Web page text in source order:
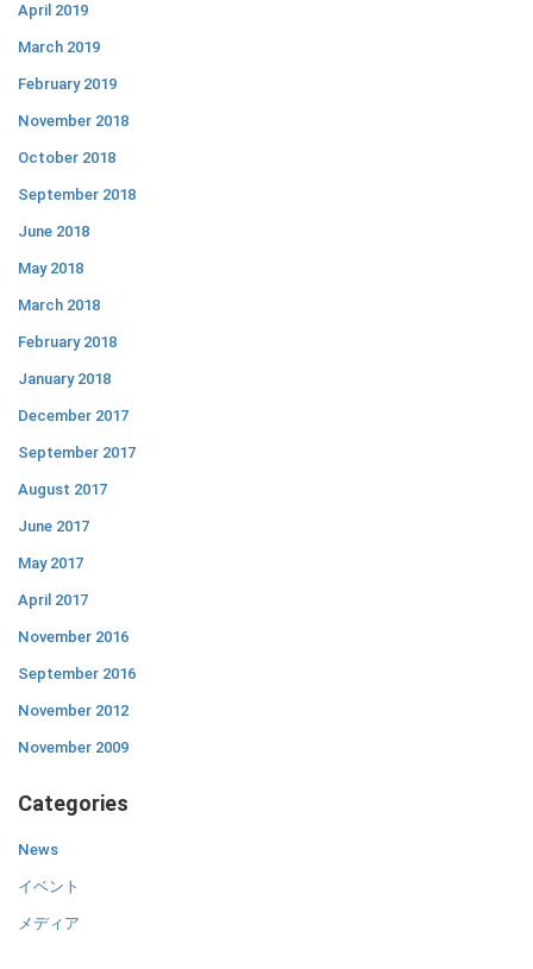
April 2019
March 2019
February 2019
November 2018
October 2018
September 2018
June 2018
May 2018
March 2018
February 2018
January 2018
December 2017
September 2017
August 2017
June 2017
May 2017
April 2017
November 2016
September 2016
November 2012
November 2009
Categories
News
イベント
メディア